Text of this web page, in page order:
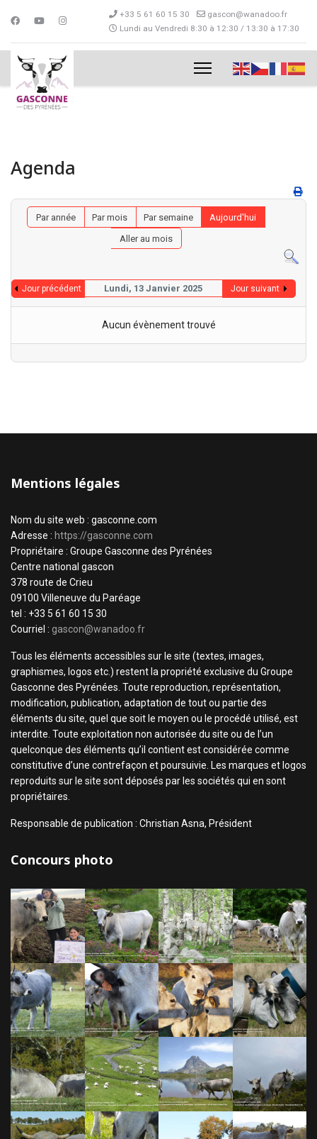
+33 5 61 60 15 30
gascon@wanadoo.fr
Lundi au Vendredi 8:30 à 12:30 / 13:30 à 17:30
Agenda
Par année Par mois Par semaine
Aujourd'hui
Aller au mois
Jour précédent Lundi, 13 Janvier 2025 Jour suivant
Aucun évènement trouvé
Mentions légales
Nom du site web : gasconne.com
Adresse : https://gasconne.com
Propriétaire : Groupe Gasconne des Pyrénées
Centre national gascon
378 route de Crieu
09100 Villeneuve du Paréage
tel : +33 5 61 60 15 30
Courriel : gascon@wanadoo.fr
Tous les éléments accessibles sur le site (textes, images,
graphismes, logos etc.) restent la propriété exclusive du Groupe
Gasconne des Pyrénées. Toute reproduction, représentation,
modification, publication, adaptation de tout ou partie des
éléments du site, quel que soit le moyen ou le procédé utilisé, est
interdite. Toute exploitation non autorisée du site ou de l’un
quelconque des éléments qu’il contient est considérée comme
constitutive d’une contrefaçon et poursuivie. Les marques et logos
reproduits sur le site sont déposés par les sociétés qui en sont
propriétaires.
Responsable de publication : Christian Asna, Président
Concours photo